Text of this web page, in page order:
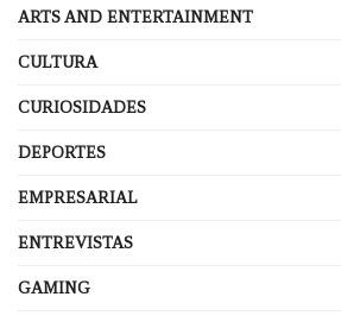
ARTS AND ENTERTAINMENT
CULTURA
CURIOSIDADES
DEPORTES
EMPRESARIAL
ENTREVISTAS
GAMING